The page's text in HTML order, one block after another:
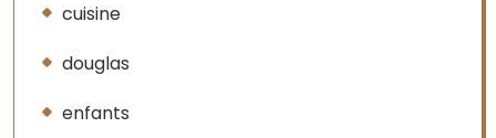
cuisine
douglas
enfants